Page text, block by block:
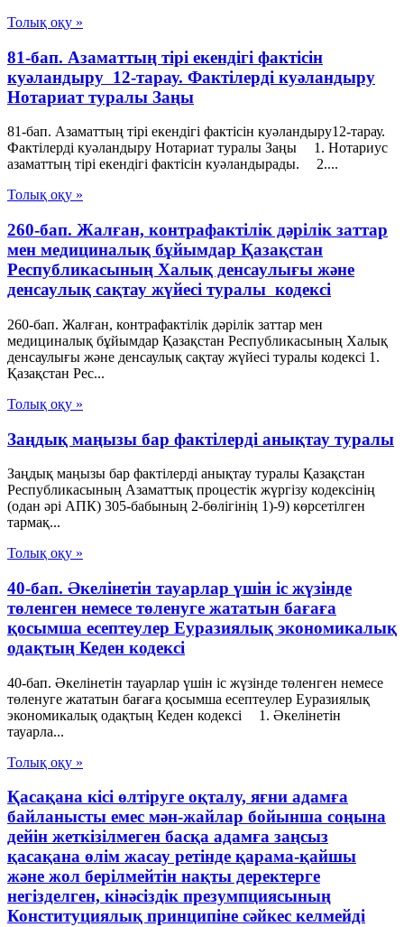
Толық оқу »
81-бап. Азаматтың тiрi екендiгi фактiсiн
куәландыру 12-тарау. Фактiлердi куәландыру
Нотариат туралы Заңы
81-бап. Азаматтың тiрi екендiгi фактiсiн куәландыру12-тарау.
Фактiлердi куәландыру Нотариат туралы Заңы 1. Нотариус
азаматтың тiрi екендiгi фактiсiн куәландырады. 2....
Толық оқу »
260-бап. Жалған, контрафактілік дәрілік заттар
мен медициналық бұйымдар Қазақстан
Республикасының Халық денсаулығы және
денсаулық сақтау жүйесі туралы кодексі
260-бап. Жалған, контрафактілік дәрілік заттар мен
медициналық бұйымдар Қазақстан Республикасының Халық
денсаулығы және денсаулық сақтау жүйесі туралы кодексі 1.
Қазақстан Рес...
Толық оқу »
Заңдық маңызы бар фактілерді анықтау туралы
Заңдық маңызы бар фактілерді анықтау туралы Қазақстан
Республикасының Азаматтық процестік жүргізу кодексінің
(одан әрі АПК) 305-бабының 2-бөлігінің 1)-9) көрсетілген
тармақ...
Толық оқу »
40-бап. Әкелінетін тауарлар үшін іс жүзінде
төленген немесе төленуге жататын бағаға
қосымша есептеулер Еуразиялық экономикалық
одақтың Кеден кодексі
40-бап. Әкелінетін тауарлар үшін іс жүзінде төленген немесе
төленуге жататын бағаға қосымша есептеулер Еуразиялық
экономикалық одақтың Кеден кодексі 1. Әкелінетін
тауарла...
Толық оқу »
Қасақана кісі өлтіруге оқталу, яғни адамға
байланысты емес мән-жайлар бойынша соңына
дейін жеткізілмеген басқа адамға заңсыз
қасақана өлім жасау ретінде қарама-қайшы
және жол берілмейтін нақты деректерге
негізделген, кінәсіздік презумпциясының
Конституциялық принципіне сәйкес келмейді